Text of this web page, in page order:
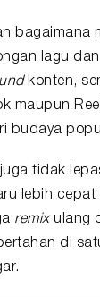
bagaimana
lagu dan
konten,
maupun
budaya
tidak
lebih cepat
remixulang
di